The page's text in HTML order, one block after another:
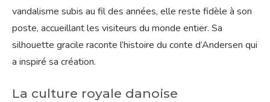
vandalisme subis au fil des années, elle reste fidèle à son
poste, accueillant les visiteurs du monde entier. Sa
silhouette gracile raconte l’histoire du conte d’Andersen qui
a inspiré sa création.
La culture royale danoise